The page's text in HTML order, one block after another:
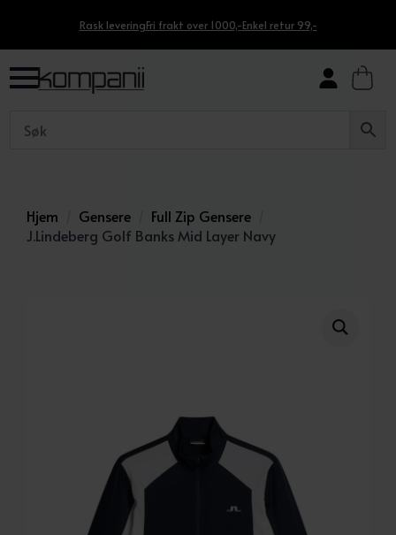
Rask leveringFri frakt over 1000,-Enkel retur 99,-
Hjem Gensere
Full Zip Gensere
J.Lindeberg Golf Banks Mid Layer Navy